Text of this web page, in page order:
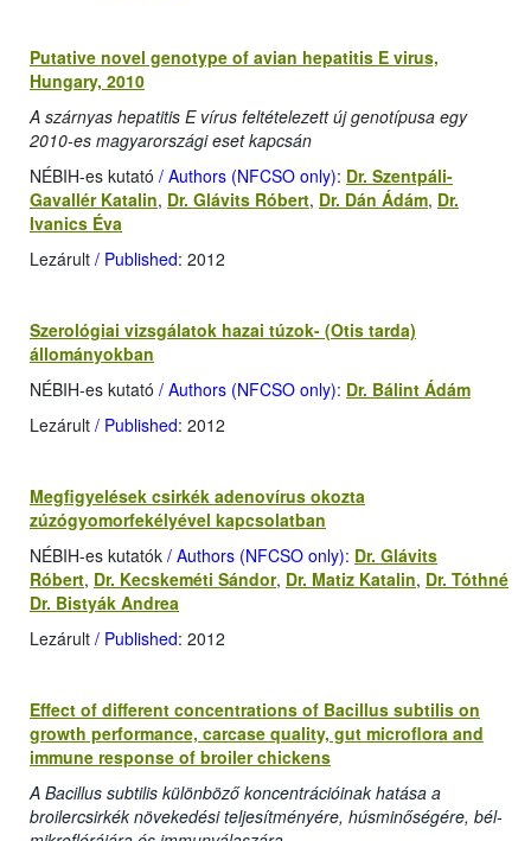
Putative novel genotype of avian hepatitis E virus,
Hungary, 2010
A szárnyas hepatitis E vírus feltételezett új genotípusa egy
2010-es magyarországi eset kapcsán
NÉBIH-es kutató / Authors (NFCSO only): Dr. Szentpáli-
Gavallér Katalin, Dr. Glávits Róbert, Dr. Dán Ádám, Dr.
Ivanics Éva
Lezárult / Published: 2012
Szerológiai vizsgálatok hazai túzok- (Otis tarda)
állományokban
NÉBIH-es kutató / Authors (NFCSO only): Dr. Bálint Ádám
Lezárult / Published: 2012
Megfigyelések csirkék adenovírus okozta
zúzógyomorfekélyével kapcsolatban
NÉBIH-es kutatók / Authors (NFCSO only): Dr. Glávits
Róbert, Dr. Kecskeméti Sándor, Dr. Matiz Katalin, Dr. Tóthné
Dr. Bistyák Andrea
Lezárult / Published: 2012
Effect of different concentrations of Bacillus subtilis on
growth performance, carcase quality, gut microflora and
immune response of broiler chickens
A Bacillus subtilis különböző koncentrációinak hatása a
broilercsirkék növekedési teljesítményére, húsminőségére, bél-